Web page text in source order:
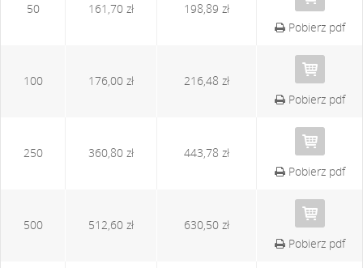
50 161,70 zł
198,89 zł
Pobierz pdf
100 176,00 zł
216,48 zł
Pobierz pdf
250 360,80 zł
443,78 zł
Pobierz pdf
500 512,60 zł
630,50 zł
Pobierz pdf